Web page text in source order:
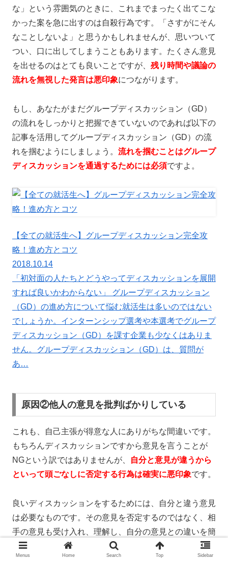
な」という雰囲気のときに、これまでまったく出てこな
かった案を急に出すのは自殺行為です。「さすがにそん
なことしないよ」と思うかもしれませんが、思いついて
つい、口に出してしまうこともあります。たくさん意見
を出せるのはとても良いことですが、 残り時間や議論の
流れを無視した発言は悪印象につながります。
もし、あなたがまだグループディスカッション（GD）
の流れをしっかりと把握できていないのであれば以下の
記事を活用してグループディスカッション（GD）の流
れを掴むようにしましょう。 流れを掴むことはグループ
ディスカッションを通過するためには必須ですよ。
【全ての就活生へ】グループディスカッション完全攻
略！進め方とコツ
2018.10.14
「初対面の人たちとどうやってディスカッションを展開
すれば良いかわからない」 グループディスカッション
（GD）の進め方について悩む就活生は多いのではない
でしょうか。インターンシップ選考や本選考でグループ
ディスカッション（GD）を課す企業も少なくはありま
せん。グループディスカッション（GD）は、質問が
あ…
原因②他人の意見を批判ばかりしている
これも、自己主張が得意な人にありがちな間違いです。
もちろんディスカッションですから意見を言うことが
NGという訳ではありませんが、
自分と意見が違うから
といって頭ごなしに否定する行為は確実に悪印象です。
良いディスカッションをするためには、自分と違う意見
は必要なものです。その意見を否定するのではなく、相
手の意見も受け入れ、理解し、自分の意見との違いを簡
潔に指摘してみましょう。そうすれば、周りの人がどち
Menus Home Search Top Sidebar